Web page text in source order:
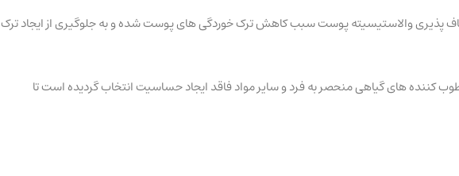
پذیری والاستیسیته پوست سبب کاهش ترک خوردگی های پوست شده و به جلوگیری از ایجاد ترک
کننده های گیاهی منحصر به فرد و سایر مواد فاقد ایجاد حساسیت انتخاب گردیده است تا